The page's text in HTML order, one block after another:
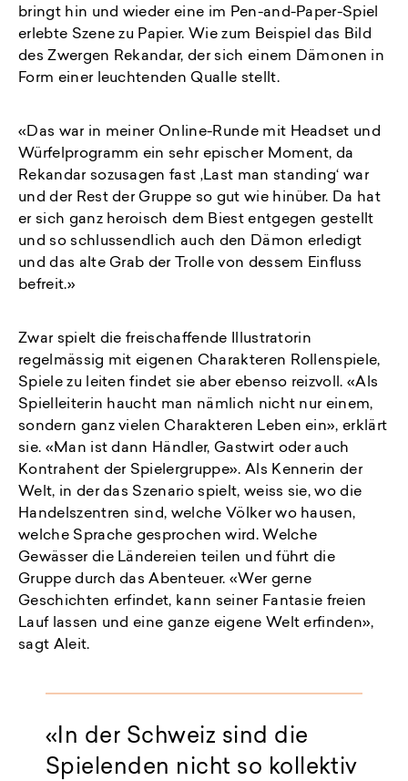
bringt hin und wieder eine im Pen-and-Paper-Spiel
erlebte Szene zu Papier. Wie zum Beispiel das Bild
des Zwergen Rekandar, der sich einem Dämonen in
Form einer leuchtenden Qualle stellt.
«Das war in meiner Online-Runde mit Headset und
Würfelprogramm ein sehr epischer Moment, da
Rekandar sozusagen fast ‚Last man standing‘ war
und der Rest der Gruppe so gut wie hinüber. Da hat
er sich ganz heroisch dem Biest entgegen gestellt
und so schlussendlich auch den Dämon erledigt
und das alte Grab der Trolle von dessem Einfluss
befreit.»
Zwar spielt die freischaffende Illustratorin
regelmässig mit eigenen Charakteren Rollenspiele,
Spiele zu leiten findet sie aber ebenso reizvoll. «Als
Spielleiterin haucht man nämlich nicht nur einem,
sondern ganz vielen Charakteren Leben ein», erklärt
sie. «Man ist dann Händler, Gastwirt oder auch
Kontrahent der Spielergruppe». Als Kennerin der
Welt, in der das Szenario spielt, weiss sie, wo die
Handelszentren sind, welche Völker wo hausen,
welche Sprache gesprochen wird. Welche
Gewässer die Ländereien teilen und führt die
Gruppe durch das Abenteuer. «Wer gerne
Geschichten erfindet, kann seiner Fantasie freien
Lauf lassen und eine ganze eigene Welt erfinden»,
sagt Aleit.
«In der Schweiz sind die
Spielenden nicht so kollektiv